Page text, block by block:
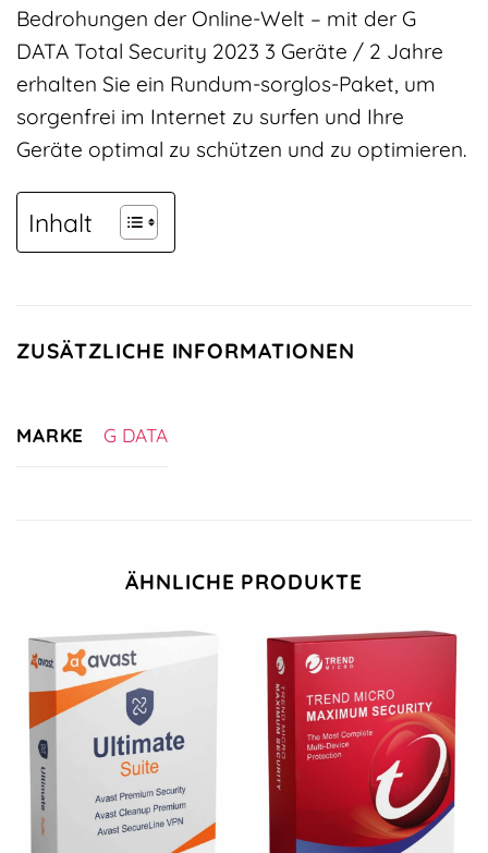
Bedrohungen der Online-Welt – mit der G
DATA Total Security 2023 3 Geräte / 2 Jahre
erhalten Sie ein Rundum-sorglos-Paket, um
sorgenfrei im Internet zu surfen und Ihre
Geräte optimal zu schützen und zu optimieren.
Inhalt
ZUSÄTZLICHE INFORMATIONEN
MARKE G DATA
ÄHNLICHE PRODUKTE